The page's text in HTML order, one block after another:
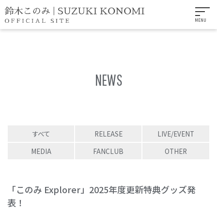
MENU
NEWS
すべて RELEASE
LIVE/EVENT
MEDIA
FANCLUB OTHER
「このみ Explorer」2025年度更新特典グッズ発
表！